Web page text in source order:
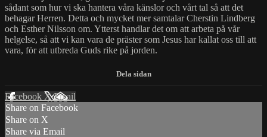
sådant som hur vi ska hantera våra känslor och vårt tal så att det
behagar Herren. Detta och mycket mer samtalar Cherstin Lindberg
och Esther Nilsson om. Ytterst handlar det om att arbeta på vår
helgelse, så att vi kan vara de präster som Jesus har kallat oss till att
vara, för att utbreda Guds rike på jorden.
Facebook XEmail
Share on Facebook
Share on X
Share via Email